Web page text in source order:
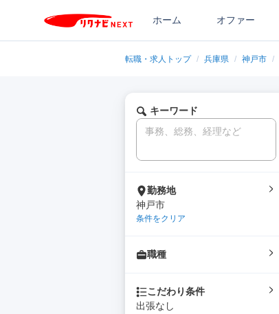
ホーム オファー
転職・求人トップ / 兵庫県 / 神戸市 /
キーワード
勤務地
神戸市
条件をクリア
職種
こだわり条件
出張なし